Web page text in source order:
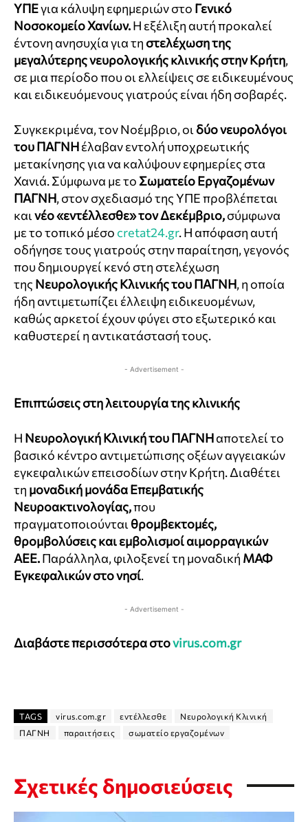
ΥΠΕγια κάλυψη εφημεριών στο Γενικό
Νοσοκομείο Χανίων.Η εξέλιξη αυτή προκαλεί
έντονη ανησυχία για τη στελέχωση της
μεγαλύτερης νευρολογικής κλινικής στην Κρήτη,
σε μια περίοδο που οι ελλείψεις σε ειδικευμένους
και ειδικευόμενους γιατρούς είναι ήδη σοβαρές.
Συγκεκριμένα, τον Νοέμβριο, οι δύο νευρολόγοι
του ΠΑΓΝΗέλαβαν εντολή υποχρεωτικής
μετακίνησης για να καλύψουν εφημερίες στα
Χανιά. Σύμφωνα με τοΣωματείο Εργαζομένων
ΠΑΓΝΗ, στον σχεδιασμό της ΥΠΕ προβλέπεται
καινέο «εντέλλεσθε» τον Δεκέμβριο,σύμφωνα
με το τοπικό μέσο cretat24.gr. Η απόφαση αυτή
οδήγησε τους γιατρούς στην παραίτηση, γεγονός
που δημιουργεί κενό στη στελέχωση
της Νευρολογικής Κλινικής του ΠΑΓΝΗ, η οποία
ήδη αντιμετωπίζει έλλειψη ειδικευομένων,
καθώς αρκετοί έχουν φύγει στο εξωτερικό και
καθυστερεί η αντικατάστασή τους.
- Advertisement -
Επιπτώσεις στη λειτουργία της κλινικής
Η Νευρολογική Κλινική του ΠΑΓΝΗαποτελεί το
βασικό κέντρο αντιμετώπισης οξέων αγγειακών
εγκεφαλικών επεισοδίων στην Κρήτη. Διαθέτει
τη μοναδική μονάδα Επεμβατικής
Νευροακτινολογίας,που
πραγματοποιούνται θρομβεκτομές,
θρομβολύσεις και εμβολισμοί αιμορραγικών
ΑΕΕ.Παράλληλα, φιλοξενεί τη μοναδική ΜΑΦ
Εγκεφαλικών στο νησί.
- Advertisement -
Διαβάστε περισσότερα στοvirus.com.gr
TAGS virus.com.gr εντέλλεσθε
Νευρολογική Κλινική
ΠΑΓΝΗ
παραιτήσεις σωματείο εργαζομένων
Σχετικές δημοσιεύσεις